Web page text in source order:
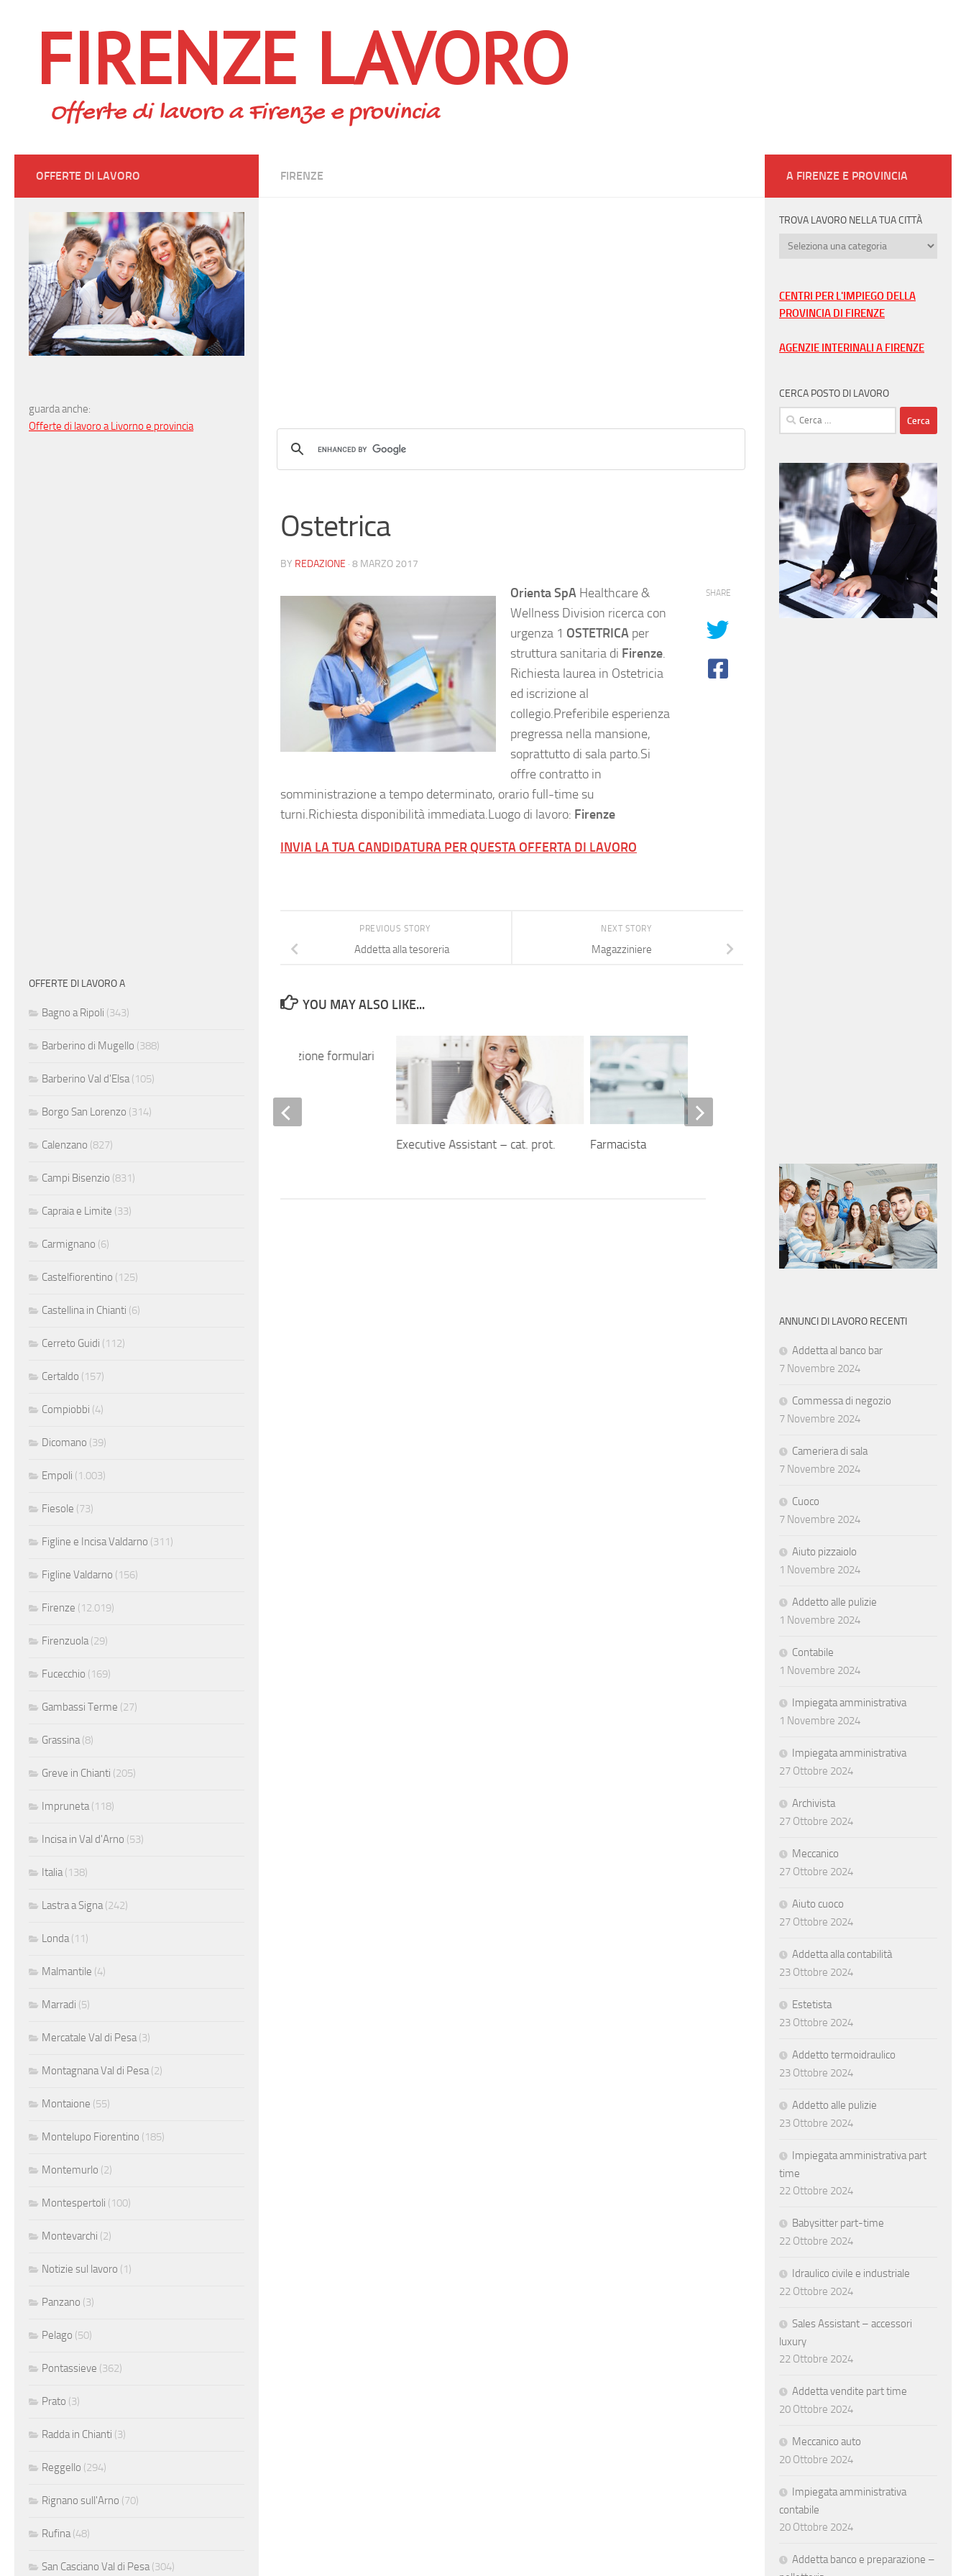
FIRENZE LAVORO
Offerte di lavoro a Firenze e provincia
FIRENZE
Ostetrica
BY REDAZIONE · 8 MARZO 2017
Orienta SpA Healthcare &
Wellness Division ricerca con
urgenza 1 OSTETRICA per
struttura sanitaria di Firenze.
Richiesta laurea in Ostetricia
ed iscrizione al
collegio.Preferibile esperienza
pregressa nella mansione,
soprattutto di sala parto.Si
offre contratto in
somministrazione a tempo determinato, orario full-time su
turni.Richiesta disponibilità immediata.Luogo di lavoro: Firenze
INVIA LA TUA CANDIDATURA PER QUESTA OFFERTA DI LAVORO
SHARE
NEXT STORY
Magazziniere
PREVIOUS STORY
Addetta alla tesoreria
YOU MAY ALSO LIKE...
Executive Assistant – cat. prot. Farmacista
pharma
Addetto/a compilazione formulari
OFFERTE DI LAVORO
guarda anche:
Offerte di lavoro a Livorno e provincia
OFFERTE DI LAVORO A
Bagno a Ripoli (343)
Barberino di Mugello (388)
Barberino Val d'Elsa(105)
Borgo San Lorenzo (314)
Calenzano (827)
Campi Bisenzio (831)
Capraia e Limite (33)
Carmignano (6)
Castelfiorentino (125)
Castellina in Chianti (6)
Cerreto Guidi (112)
Certaldo (157)
Compiobbi (4)
Dicomano (39)
Empoli (1.003)
Fiesole (73)
Figline e Incisa Valdarno (311)
Figline Valdarno (156)
Firenze (12.019)
Firenzuola(29)
Fucecchio (169)
Gambassi Terme (27)
Grassina(8)
Greve in Chianti (205)
Impruneta(118)
Incisa in Val d'Arno (53)
Italia(138)
Lastra a Signa(242)
Londa(11)
Malmantile (4)
Marradi (5)
Mercatale Val di Pesa(3)
Montagnana Val di Pesa(2)
Montaione (55)
Montelupo Fiorentino (185)
Montemurlo (2)
Montespertoli (100)
Montevarchi (2)
Notizie sul lavoro (1)
Panzano (3)
Pelago (50)
Pontassieve (362)
Prato (3)
Radda in Chianti (3)
Reggello (294)
Rignano sull'Arno (70)
Rufina(48)
San Casciano Val di Pesa(304)
A FIRENZE E PROVINCIA
TROVA LAVORO NELLA TUA CITTÀ
Trova
tua
città
CENTRI PER L'IMPIEGO DELLA
PROVINCIA DI FIRENZE
AGENZIE INTERINALI A FIRENZE
CERCA POSTO DI LAVORO
Ricerca
per:
ANNUNCI DI LAVORO RECENTI
Addetta al banco bar
7 Novembre 2024
Commessa di negozio
7 Novembre 2024
Cameriera di sala
7 Novembre 2024
Cuoco
7 Novembre 2024
Aiuto pizzaiolo
1 Novembre 2024
Addetto alle pulizie
1 Novembre 2024
Contabile
1 Novembre 2024
Impiegata amministrativa
1 Novembre 2024
Impiegata amministrativa
27 Ottobre 2024
Archivista
27 Ottobre 2024
Meccanico
27 Ottobre 2024
Aiuto cuoco
27 Ottobre 2024
Addetta alla contabilità
23 Ottobre 2024
Estetista
23 Ottobre 2024
Addetto termoidraulico
23 Ottobre 2024
Addetto alle pulizie
23 Ottobre 2024
Impiegata amministrativa part
time
22 Ottobre 2024
Babysitter part-time
22 Ottobre 2024
Idraulico civile e industriale
22 Ottobre 2024
Sales Assistant – accessori
luxury
22 Ottobre 2024
Addetta vendite part time
20 Ottobre 2024
Meccanico auto
20 Ottobre 2024
Impiegata amministrativa
contabile
20 Ottobre 2024
Addetta banco e preparazione –